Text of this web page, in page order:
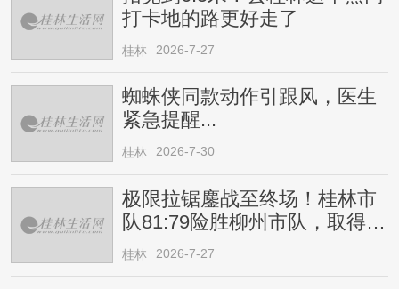
打卡地的路更好走了
桂林 2026-7-27
蜘蛛侠同款动作引跟风，医生
紧急提醒...
桂林 2026-7-30
极限拉锯鏖战至终场！桂林市
队81:79险胜柳州市队，取得四
连胜
桂林 2026-7-27